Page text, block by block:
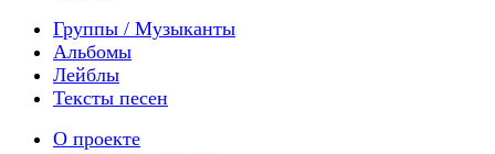
Группы / Музыканты
Альбомы
Лейблы
Тексты песен
О проекте